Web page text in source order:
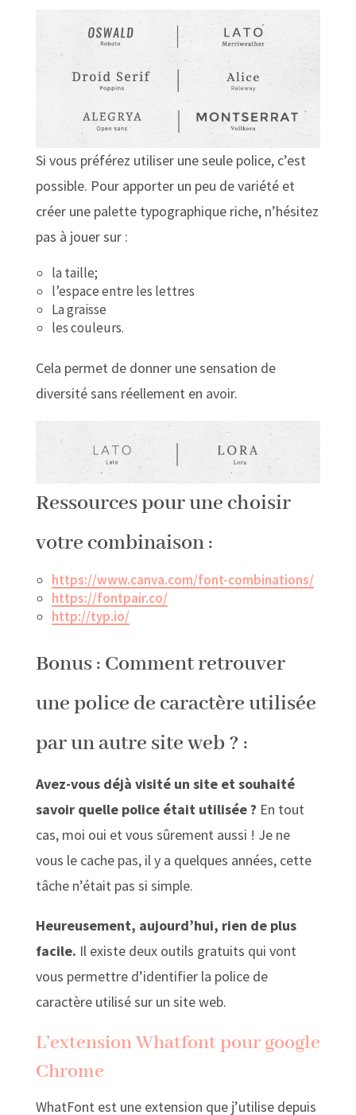
Si vous préférez utiliser une seule police, c’est
possible. Pour apporter un peu de variété et
créer une palette typographique riche, n’hésitez
pas à jouer sur :
la taille;
l’espace entre les lettres
La graisse
les couleurs.
Cela permet de donner une sensation de
diversité sans réellement en avoir.
Ressources pour une choisir
votre combinaison :
https://www.canva.com/font-combinations/
https://fontpair.co/
http://typ.io/
Bonus : Comment retrouver
une police de caractère utilisée
par un autre site web ? :
Avez-vous déjà visité un site et souhaité
savoir quelle police était utilisée ? En tout
cas, moi oui et vous sûrement aussi ! Je ne
vous le cache pas, il y a quelques années, cette
tâche n’était pas si simple.
Heureusement, aujourd’hui, rien de plus
facile. Il existe deux outils gratuits qui vont
vous permettre d’identifier la police de
caractère utilisé sur un site web.
L’extension Whatfont pour google
Chrome
WhatFont est une extension que j’utilise depuis